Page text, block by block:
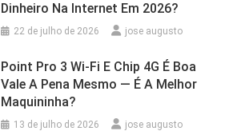
Dinheiro Na Internet Em 2026?
22 de julho de 2026 jose augusto
Point Pro 3 Wi‑Fi E Chip 4G É Boa
Vale A Pena Mesmo — É A Melhor
Maquininha?
13 de julho de 2026 jose augusto